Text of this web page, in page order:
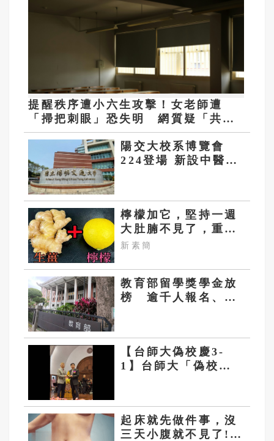
提醒秩序遭小六生攻擊！女老師遭
「掃把刺眼」恐失明 網質疑「共融
教育」
陽交大校系博覽會
224登場 新設中醫系
檸檬加它，堅持一週
大肚腩不見了，重新
回到45公斤
新素簡
教育部留學獎學金放
榜 逾千人報名、錄
【台師大偽校慶3-
1】台師大「偽校
起床就先做件事，沒
三天小腹就不見了!